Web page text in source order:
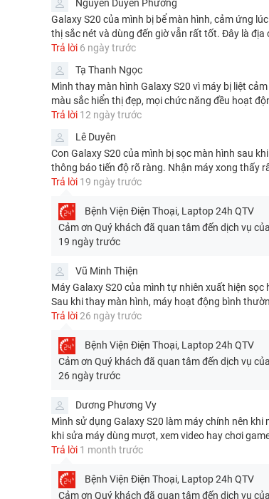
Nguyễn Duyên Phương
Galaxy S20 của mình bị bể màn hình, cảm ứng
thị sắc nét và dùng đến giờ vẫn rất tốt. Đây là địa
Trả lời 6 ngày trước
Tạ Thanh Ngọc
Mình thay màn hình Galaxy S20 vì máy bị liệt
màu sắc hiển thị đẹp, mọi chức năng đều hoạt
Trả lời 12 ngày trước
Lê Duyên
Con Galaxy S20 của mình bị sọc màn hình sau
thông báo tiến độ rõ ràng. Nhận máy xong thấy
Trả lời 19 ngày trước
Bệnh Viện Điện Thoại, Laptop 24h QTV
Cảm ơn Quý khách đã quan tâm đến dịch vụ
19 ngày trước
Vũ Minh Thiện
Máy Galaxy S20 của mình tự nhiên xuất hiện
Sau khi thay màn hình, máy hoạt động bình
Trả lời26 ngày trước
Bệnh Viện Điện Thoại, Laptop 24h QTV
Cảm ơn Quý khách đã quan tâm đến dịch vụ
26 ngày trước
Dương Phương Vy
Mình sử dụng Galaxy S20 làm máy chính nên
khi sửa máy dùng mượt, xem video hay chơi
Trả lời 1 month trước
Bệnh Viện Điện Thoại, Laptop 24h QTV
Cảm ơn Quý khách đã quan tâm đến dịch vụ